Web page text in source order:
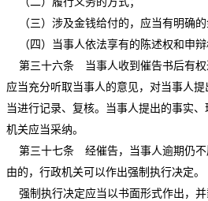
（三）涉及金钱给付的，应当有明确的
（四）当事人依法享有的陈述权和申辩
第三十六条 当事人收到催告书后有权
应当充分听取当事人的意见，对当事人
当进行记录、复核。当事人提出的事实
机关应当采纳。
第三十七条 经催告，当事人逾期仍不
由的，行政机关可以作出强制执行决定。
强制执行决定应当以书面形式作出，并